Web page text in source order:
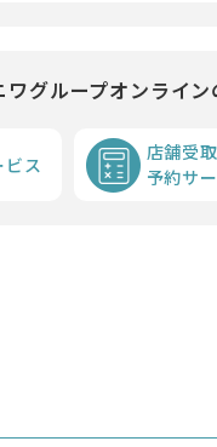
ワグループオンライ
ス
店舗受取
予約サ